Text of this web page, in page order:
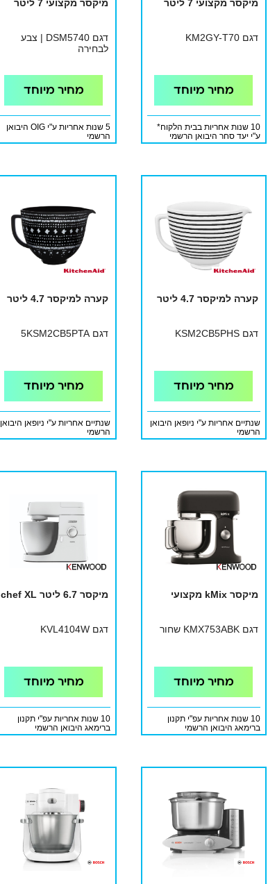
מיקסר מקצועי 7 ליטר
דגם KM2GY-T70
מחיר מיוחד
10 שנות אחריות בבית הלקוח*
ע"י יעד סחר היבואן הרשמי
מיקסר מקצועי 7 ליטר
דגם DSM5740 | צבע
לבחירה
מחיר מיוחד
5 שנות אחריות ע"י OIG היבואן
הרשמי
קערה למיקסר 4.7 ליטר
דגם KSM2CB5PHS
מחיר מיוחד
שנתיים אחריות ע"י ניופאן היבואן
הרשמי
קערה למיקסר 4.7 ליטר
דגם 5KSM2CB5PTA
מחיר מיוחד
שנתיים אחריות ע"י ניופאן היבואן
הרשמי
מיקסר kMix מקצועי
דגם KMX753ABK שחור
מחיר מיוחד
10 שנות אחריות עפ"י תקנון
ברימאג היבואן הרשמי
מיקסר 6.7 ליטר chef XL
דגם KVL4104W
מחיר מיוחד
10 שנות אחריות עפ"י תקנון
ברימאג היבואן הרשמי